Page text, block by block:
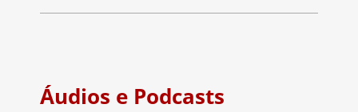
Áudios e Podcasts